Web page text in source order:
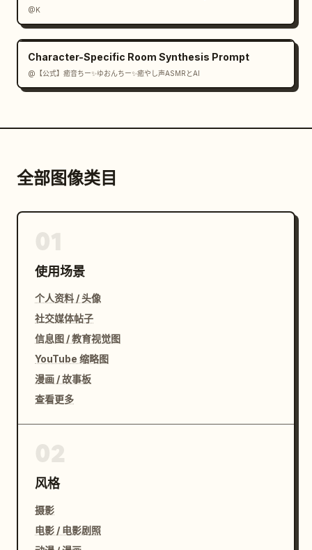
@K
Character-Specific Room Synthesis Prompt
@【公式】癒音ちー✨ゆおんちー✨癒やし声ASMRとAI
全部图像类目
使用场景
个人资料 / 头像
社交媒体帖子
信息图 / 教育视觉图
YouTube 缩略图
漫画 / 故事板
查看更多
风格
摄影
电影 / 电影剧照